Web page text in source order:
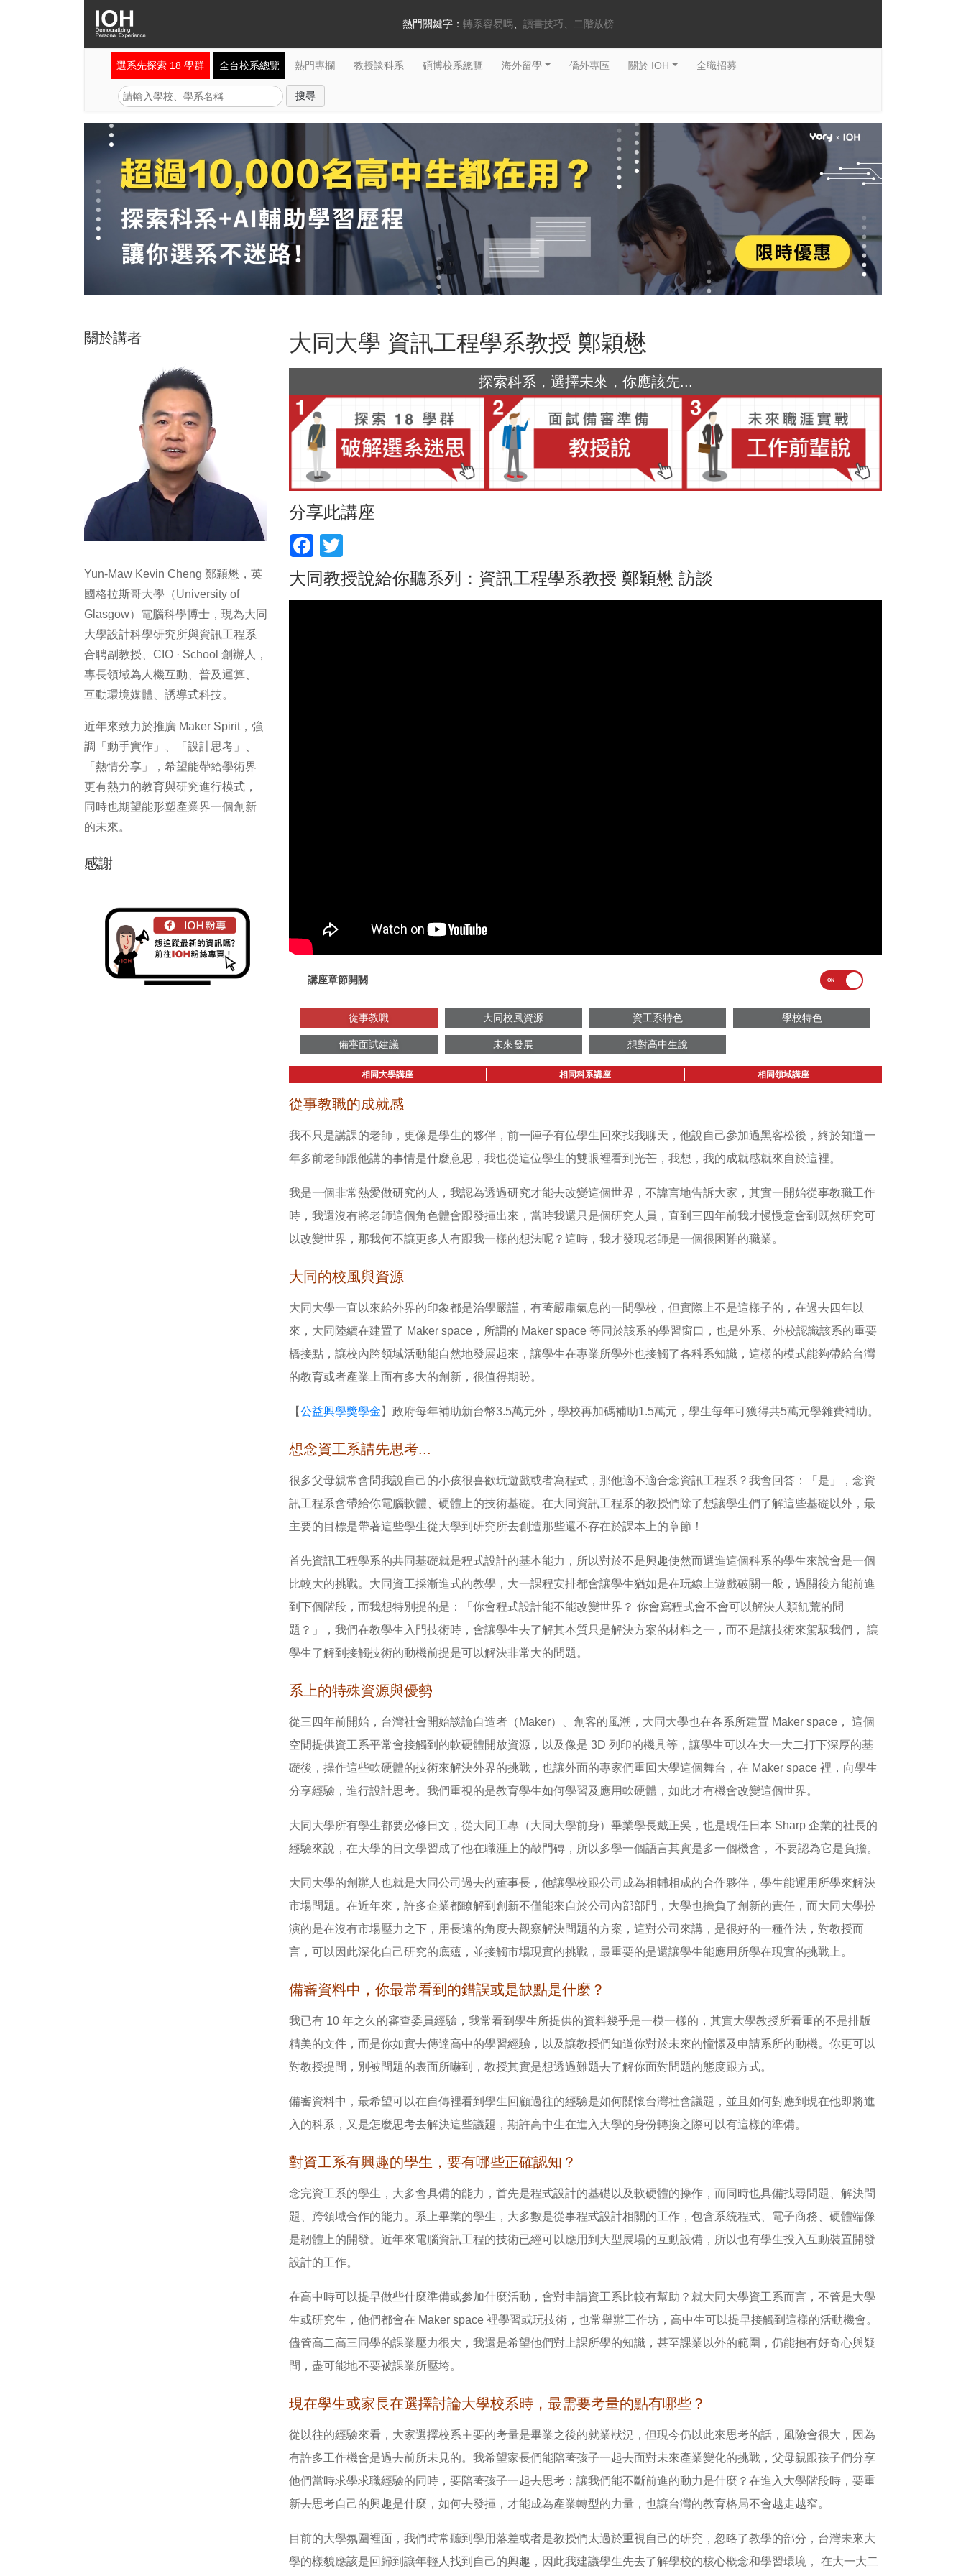
熱門關鍵字： 轉系容易嗎 讀書技巧 二階放榜
選系先探索 18 學群 全台校系總覽 熱門專欄 教授談科系 碩博校系總覽 海外留學 僑外專區 關於 IOH 全職招募
關於講者
Yun-Maw Kevin Cheng 鄭穎懋，英
國格拉斯哥大學（University of
Glasgow）電腦科學博士，現為大同
大學設計科學研究所與資訊工程系
合聘副教授、CIO · School 創辦人，
專長領域為人機互動、普及運算、
互動環境媒體、誘導式科技。
近年來致力於推廣 Maker Spirit，強
調「動手實作」、「設計思考」、
「熱情分享」，希望能帶給學術界
更有熱力的教育與研究進行模式，
同時也期望能形塑產業界一個創新
的未來。
感謝
大同大學 資訊工程學系教授 鄭穎懋
探索科系，選擇未來，你應該先...
分享此講座
Facebook
大同教授說給你聽系列：資訊工程學系教授 鄭穎懋 訪談
講座章節開關
從事教職 大同校風資源 資工系特色 學校特色
備審面試建議 未來發展 想對高中生說
相同大學講座 相同科系講座 相同領域講座
從事教職的成就感
我不只是講課的老師，更像是學生的夥伴，前一陣子有位學生回來找我聊天，他說自己參加過黑客松後，終於知道一
年多前老師跟他講的事情是什麼意思，我也從這位學生的雙眼裡看到光芒，我想，我的成就感就來自於這裡。
我是一個非常熱愛做研究的人，我認為透過研究才能去改變這個世界，不諱言地告訴大家，其實一開始從事教職工作
時，我還沒有將老師這個角色體會跟發揮出來，當時我還只是個研究人員，直到三四年前我才慢慢意會到既然研究可
以改變世界，那我何不讓更多人有跟我一樣的想法呢？這時，我才發現老師是一個很困難的職業。
大同的校風與資源
大同大學一直以來給外界的印象都是治學嚴謹，有著嚴肅氣息的一間學校，但實際上不是這樣子的，在過去四年以
來，大同陸續在建置了 Maker space，所謂的 Maker space 等同於該系的學習窗口，也是外系、外校認識該系的重要
橋接點，讓校內跨領域活動能自然地發展起來，讓學生在專業所學外也接觸了各科系知識，這樣的模式能夠帶給台灣
的教育或者產業上面有多大的創新，很值得期盼。
【公益興學獎學金 】政府每年補助新台幣3.5萬元外，學校再加碼補助1.5萬元，學生每年可獲得共5萬元學雜費補助。
想念資工系請先思考...
很多父母親常會問我說自己的小孩很喜歡玩遊戲或者寫程式，那他適不適合念資訊工程系？我會回答：「是」，念資
訊工程系會帶給你電腦軟體、硬體上的技術基礎。在大同資訊工程系的教授們除了想讓學生們了解這些基礎以外，最
主要的目標是帶著這些學生從大學到研究所去創造那些還不存在於課本上的章節！
首先資訊工程學系的共同基礎就是程式設計的基本能力，所以對於不是興趣使然而選進這個科系的學生來說會是一個
比較大的挑戰。大同資工採漸進式的教學，大一課程安排都會讓學生猶如是在玩線上遊戲破關一般，過關後方能前進
到下個階段，而我想特別提的是：「你會程式設計能不能改變世界？ 你會寫程式會不會可以解決人類飢荒的問
題？」，我們在教學生入門技術時，會讓學生去了解其本質只是解決方案的材料之一，而不是讓技術來駕馭我們， 讓
學生了解到接觸技術的動機前提是可以解決非常大的問題。
系上的特殊資源與優勢
從三四年前開始，台灣社會開始談論自造者（Maker）、創客的風潮，大同大學也在各系所建置 Maker space， 這個
空間提供資工系平常會接觸到的軟硬體開放資源，以及像是 3D 列印的機具等，讓學生可以在大一大二打下深厚的基
礎後，操作這些軟硬體的技術來解決外界的挑戰，也讓外面的專家們重回大學這個舞台，在 Maker space 裡，向學生
分享經驗，進行設計思考。我們重視的是教育學生如何學習及應用軟硬體，如此才有機會改變這個世界。
大同大學所有學生都要必修日文，從大同工專（大同大學前身）畢業學長戴正吳，也是現任日本 Sharp 企業的社長的
經驗來說，在大學的日文學習成了他在職涯上的敲門磚，所以多學一個語言其實是多一個機會， 不要認為它是負擔。
大同大學的創辦人也就是大同公司過去的董事長，他讓學校跟公司成為相輔相成的合作夥伴，學生能運用所學來解決
市場問題。在近年來，許多企業都瞭解到創新不僅能來自於公司內部部門，大學也擔負了創新的責任，而大同大學扮
演的是在沒有市場壓力之下，用長遠的角度去觀察解決問題的方案，這對公司來講，是很好的一種作法，對教授而
言，可以因此深化自己研究的底蘊，並接觸市場現實的挑戰，最重要的是還讓學生能應用所學在現實的挑戰上。
備審資料中，你最常看到的錯誤或是缺點是什麼？
我已有 10 年之久的審查委員經驗，我常看到學生所提供的資料幾乎是一模一樣的，其實大學教授所看重的不是排版
精美的文件，而是你如實去傳達高中的學習經驗，以及讓教授們知道你對於未來的憧憬及申請系所的動機。你更可以
對教授提問，別被問題的表面所嚇到，教授其實是想透過難題去了解你面對問題的態度跟方式。
備審資料中，最希望可以在自傳裡看到學生回顧過往的經驗是如何關懷台灣社會議題，並且如何對應到現在他即將進
入的科系，又是怎麼思考去解決這些議題，期許高中生在進入大學的身份轉換之際可以有這樣的準備。
對資工系有興趣的學生，要有哪些正確認知？
念完資工系的學生，大多會具備的能力，首先是程式設計的基礎以及軟硬體的操作，而同時也具備找尋問題、解決問
題、跨領域合作的能力。系上畢業的學生，大多數是從事程式設計相關的工作，包含系統程式、電子商務、硬體端像
是韌體上的開發。近年來電腦資訊工程的技術已經可以應用到大型展場的互動設備，所以也有學生投入互動裝置開發
設計的工作。
在高中時可以提早做些什麼準備或參加什麼活動，會對申請資工系比較有幫助？就大同大學資工系而言，不管是大學
生或研究生，他們都會在 Maker space 裡學習或玩技術，也常舉辦工作坊，高中生可以提早接觸到這樣的活動機會。
儘管高二高三同學的課業壓力很大，我還是希望他們對上課所學的知識，甚至課業以外的範圍，仍能抱有好奇心與疑
問，盡可能地不要被課業所壓垮。
現在學生或家長在選擇討論大學校系時，最需要考量的點有哪些？
從以往的經驗來看，大家選擇校系主要的考量是畢業之後的就業狀況，但現今仍以此來思考的話，風險會很大，因為
有許多工作機會是過去前所未見的。我希望家長們能陪著孩子一起去面對未來產業變化的挑戰，父母親跟孩子們分享
他們當時求學求職經驗的同時，要陪著孩子一起去思考：讓我們能不斷前進的動力是什麼？在進入大學階段時，要重
新去思考自己的興趣是什麼，如何去發揮，才能成為產業轉型的力量，也讓台灣的教育格局不會越走越窄。
目前的大學氛圍裡面，我們時常聽到學用落差或者是教授們太過於重視自己的研究，忽略了教學的部分，台灣未來大
學的樣貌應該是回歸到讓年輕人找到自己的興趣，因此我建議學生先去了解學校的核心概念和學習環境， 在大一大二